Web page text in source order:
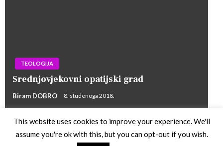
TEOLOGIJA
Srednjovjekovni opatijski grad
Biram DOBRO 8. studenoga 2018.
This website uses cookies to improve your experience. We'll
assume you're ok with this, but you can opt-out if you wish.